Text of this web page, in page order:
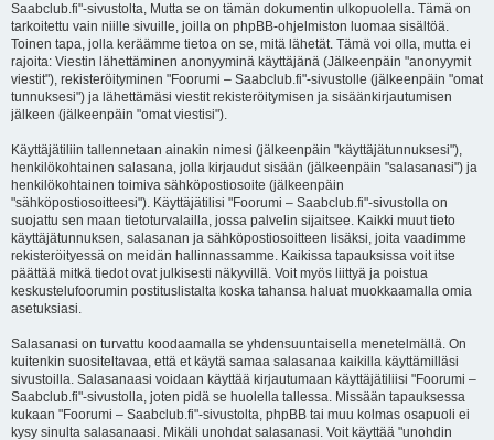
Saabclub.fi"-sivustolta, Mutta se on tämän dokumentin ulkopuolella. Tämä on
tarkoitettu vain niille sivuille, joilla on phpBB-ohjelmiston luomaa sisältöä.
Toinen tapa, jolla keräämme tietoa on se, mitä lähetät. Tämä voi olla, mutta ei
rajoita: Viestin lähettäminen anonyyminä käyttäjänä (Jälkeenpäin "anonyymit
viestit"), rekisteröityminen "Foorumi – Saabclub.fi"-sivustolle (jälkeenpäin "omat
tunnuksesi") ja lähettämäsi viestit rekisteröitymisen ja sisäänkirjautumisen
jälkeen (jälkeenpäin "omat viestisi").
Käyttäjätiliin tallennetaan ainakin nimesi (jälkeenpäin "käyttäjätunnuksesi"),
henkilökohtainen salasana, jolla kirjaudut sisään (jälkeenpäin "salasanasi") ja
henkilökohtainen toimiva sähköpostiosoite (jälkeenpäin
"sähköpostiosoitteesi"). Käyttäjätilisi "Foorumi – Saabclub.fi"-sivustolla on
suojattu sen maan tietoturvalailla, jossa palvelin sijaitsee. Kaikki muut tieto
käyttäjätunnuksen, salasanan ja sähköpostiosoitteen lisäksi, joita vaadimme
rekisteröityessä on meidän hallinnassamme. Kaikissa tapauksissa voit itse
päättää mitkä tiedot ovat julkisesti näkyvillä. Voit myös liittyä ja poistua
keskustelufoorumin postituslistalta koska tahansa haluat muokkaamalla omia
asetuksiasi.
Salasanasi on turvattu koodaamalla se yhdensuuntaisella menetelmällä. On
kuitenkin suositeltavaa, että et käytä samaa salasanaa kaikilla käyttämilläsi
sivustoilla. Salasanaasi voidaan käyttää kirjautumaan käyttäjätiliisi "Foorumi –
Saabclub.fi"-sivustolla, joten pidä se huolella tallessa. Missään tapauksessa
kukaan "Foorumi – Saabclub.fi"-sivustolta, phpBB tai muu kolmas osapuoli ei
kysy sinulta salasanaasi. Mikäli unohdat salasanasi. Voit käyttää "unohdin